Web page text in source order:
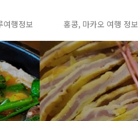
여행정보 홍콩, 마카오 여행 정보